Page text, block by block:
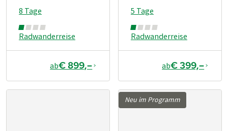
Radwanderreise
8 Tage
ab€ 899,–
Radwanderreise
5 Tage
ab€ 399,–
Neu im Programm